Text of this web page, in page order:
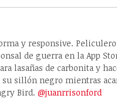
y responsive.
de guerra en la App
lasañas de carbonita y
sillón negro mientras
Bird. @juanrrisonford